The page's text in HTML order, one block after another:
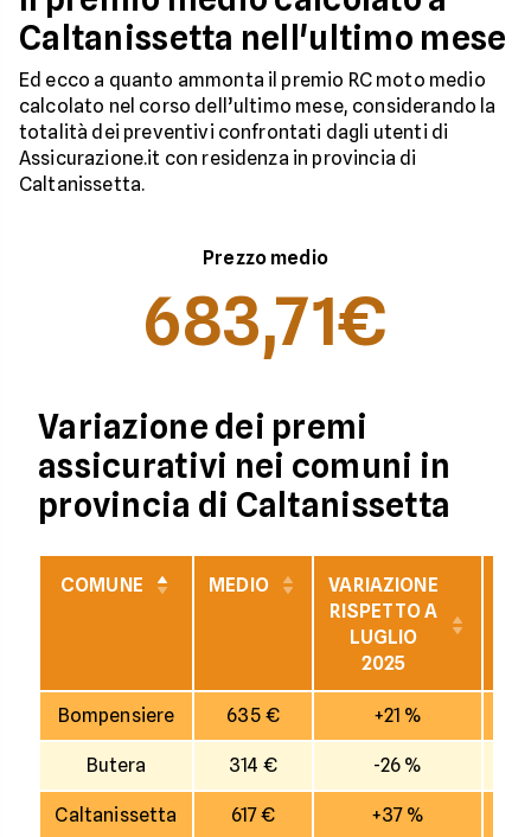
Caltanissetta nell'ultimo mese
Ed ecco a quanto ammonta il premio RC moto medio
calcolato nel corso dell’ultimo mese, considerando la
totalità dei preventivi confrontati dagli utenti di
Assicurazione.it con residenza in provincia di
Caltanissetta.
Prezzo medio
683,71€
Variazione dei premi
assicurativi nei comuni in
provincia di Caltanissetta
COMUNE MEDIO
VARIAZIONE
RISPETTO A
LUGLIO
2025
Bompensiere 635 € +21 %
Butera 314 € -26 %
Caltanissetta 617 € +37 %